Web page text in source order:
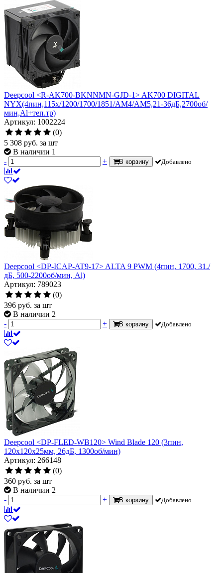
Deepcool <R-AK700-BKNNMN-GJD-1> AK700 DIGITAL
NYX(4пин,115x/1200/1700/1851/AM4/AM5,21-36дБ,2700об/
мин,Al+теп.тр)
Артикул: 1002224
(0)
5 308 руб. за шт
В наличии 1
-
+ В корзину Добавлено
Deepcool <DP-ICAP-AT9-17> ALTA 9 PWM (4пин, 1700, 31./
дБ, 500-2200об/мин, Al)
Артикул: 789023
(0)
396 руб. за шт
В наличии 2
-
+ В корзину Добавлено
Deepcool <DP-FLED-WB120> Wind Blade 120 (3пин,
120x120x25мм, 26дБ, 1300об/мин)
Артикул: 266148
(0)
360 руб. за шт
В наличии 2
-
+ В корзину Добавлено